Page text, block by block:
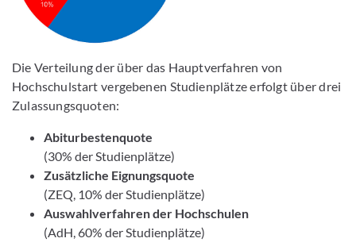
Die Verteilung der über das Hauptverfahren von
Hochschulstart vergebenen Studienplätze erfolgt über drei
Zulassungsquoten:
Abiturbestenquote
(30% der Studienplätze)
Zusätzliche Eignungsquote
(ZEQ, 10% der Studienplätze)
Auswahlverfahren der Hochschulen
(AdH, 60% der Studienplätze)